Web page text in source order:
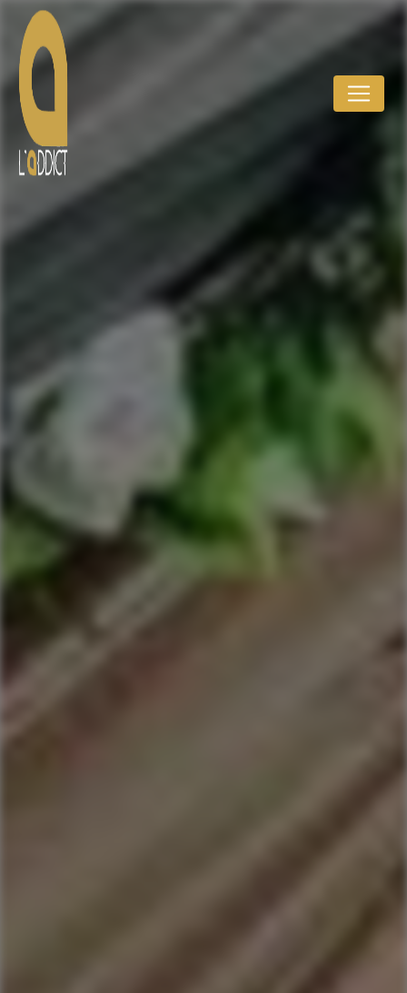
Panneau de gestion des cookies